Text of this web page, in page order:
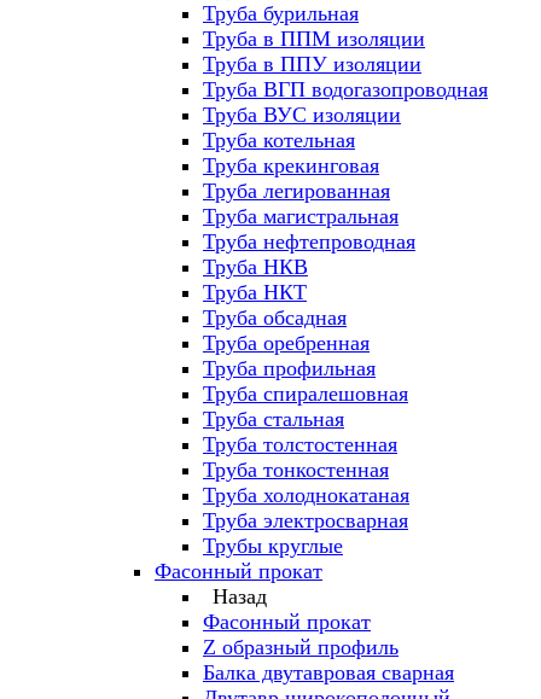
Труба бурильная
Труба в ППМ изоляции
Труба в ППУ изоляции
Труба ВГП водогазопроводная
Труба ВУС изоляции
Труба котельная
Труба крекинговая
Труба легированная
Труба магистральная
Труба нефтепроводная
Труба НКВ
Труба НКТ
Труба обсадная
Труба оребренная
Труба профильная
Труба спиралешовная
Труба стальная
Труба толстостенная
Труба тонкостенная
Труба холоднокатаная
Труба электросварная
Трубы круглые
Фасонный прокат
Назад
Фасонный прокат
Z образный профиль
Балка двутавровая сварная